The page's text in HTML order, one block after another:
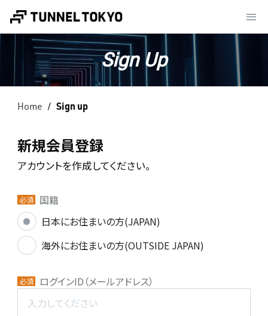
Sign Up
Home Sign up
新規会員登録
アカウントを作成してください。
必須
国籍
日本にお住まいの方(JAPAN)
海外にお住まいの方(OUTSIDE JAPAN)
必須 ログインID（メールアドレス）